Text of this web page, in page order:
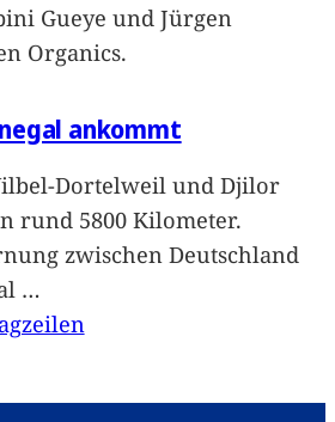
Gueye und Jürgen
Organics.
ankommt
Dortelweil und Djilor
rund 5800 Kilometer.
zwischen Deutschland
…